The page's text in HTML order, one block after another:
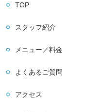
TOP
スタッフ紹介
メニュー／料金
よくあるご質問
アクセス